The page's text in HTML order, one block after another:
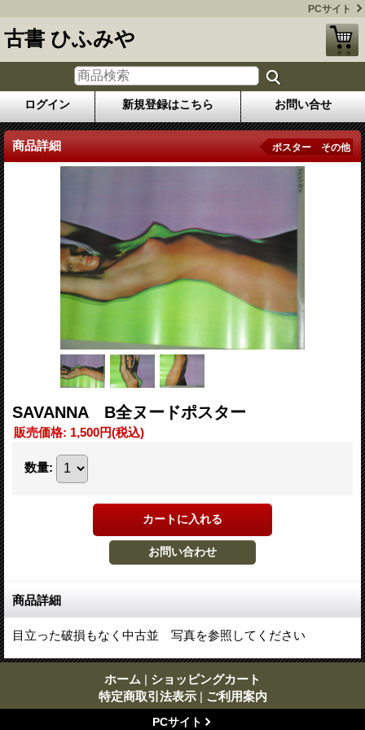
PCサイト
古書 ひふみや
ログイン 新規登録はこちら お問い合せ
商品詳細 ポスター その他
SAVANNA B全ヌードポスター
販売価格: 1,500円(税込)
数量:
商品詳細
目立った破損もなく中古並 写真を参照してください
ホーム | ショッピングカート
特定商取引法表示 | ご利用案内
PCサイト